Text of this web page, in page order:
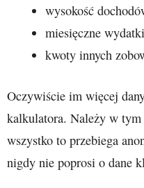
wysokość
miesięczne
kwoty innych
Oczywiście im więcej
kalkulatora. Należy w
wszystko to przebiega
nigdy nie poprosi o dane